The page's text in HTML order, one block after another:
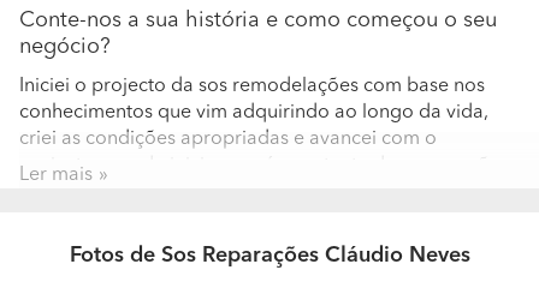
Conte-nos a sua história e como começou o seu
negócio?
Iniciei o projecto da sos remodelações com base nos
conhecimentos que vim adquirindo ao longo da vida,
criei as condições apropriadas e avancei com o
projecto, que de inicio era só a vertente das reparações,
as chaves das suas casas para que eu as mante-se
sempre em conformidade, desde o telhado, ao seu
Ler mais
Fotos de Sos Reparações Cláudio Neves